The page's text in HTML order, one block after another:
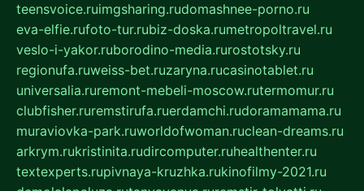
teensvoice.ruimgsharing.rudomashnee-porno.ru
eva-elfie.rufoto-tur.rubiz-doska.rumetropoltravel.ru
veslo-i-yakor.ruborodino-media.rurostotsky.ru
regionufa.ruweiss-bet.ruzaryna.rucasinotablet.ru
universalia.ruremont-mebeli-moscow.rutermomur.ru
clubfisher.ruremstirufa.ruerdamchi.rudoramamama.ru
muraviovka-park.ruworldofwoman.ruclean-dreams.ru
arkrym.rukristinita.rudircomputer.ruhealthenter.ru
textexperts.rupivnaya-kruzhka.rukinofilmy-2021.ru